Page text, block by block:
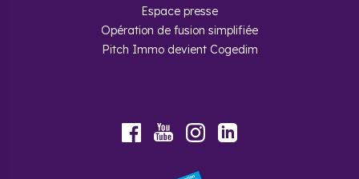
Comment obtenir un crédit
immobilier pour l’achat d’un
Espace presse
Opération de fusion simplifiée
Pitch Immo devient Cogedim
FacebookYoutubeInstagram